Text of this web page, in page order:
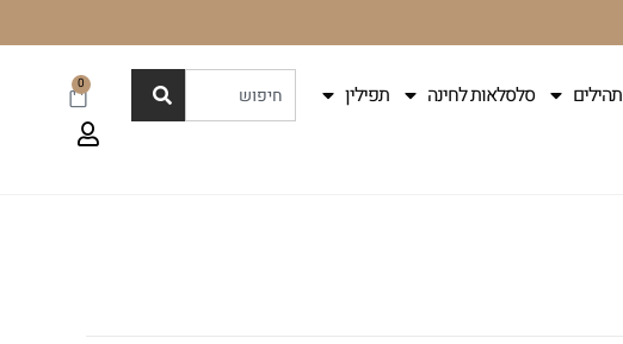
סלסלאות לחינה
תפילין
0